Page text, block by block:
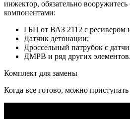
инжектор, обязательно
компонентами:
ГБЦ от ВАЗ 2112 с ресивером
Датчик детонации;
Дроссельный патрубок с
ДМРВ и ряд других элементов.
Комплект для замены
Когда все готово, можно приступать